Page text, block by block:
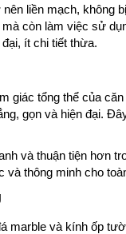
liền mạch, không
còn làm việc sử
ít chi tiết thừa.
giác tổng thể của
gọn và hiện đại.
và thuận tiện hơn
và thông minh cho
marble và kính ốp